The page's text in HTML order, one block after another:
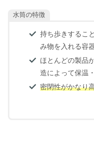
水筒の特徴
持ち歩きするこ
み物を入れる容器
ほとんどの製品
造によって保温
密閉性がかなり